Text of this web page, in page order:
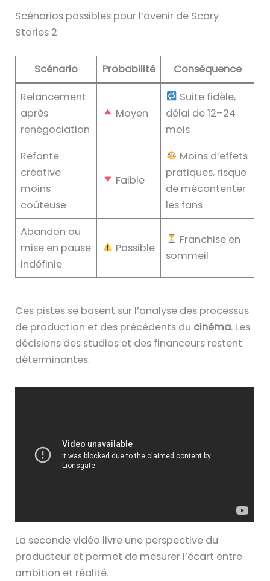
Scénarios possibles pour l’avenir de Scary
Stories 2
Scénario Probabilité
Conséquence
Relancement
après
renégociation
Moyen
Suite fidèle,
délai de 12–24
mois
Refonte
créative
moins
coûteuse
Faible
Moins d’effets
pratiques, risque
de mécontenter
les fans
Abandon ou
mise en pause
indéfinie
Possible
Franchise en
sommeil
Ces pistes se basent sur l’analyse des processus
de production et des précédents du cinéma. Les
décisions des studios et des financeurs restent
déterminantes.
La seconde vidéo livre une perspective du
producteur et permet de mesurer l’écart entre
ambition et réalité.